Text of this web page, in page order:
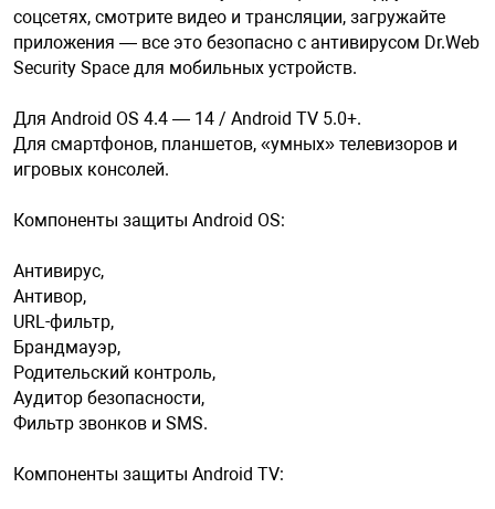
безопасность
оборудование
соцсетях, смотрите видео и трансляции, загружайте
приложения — все это безопасно с антивирусом Dr.Web
Security Space для мобильных устройств.
Для Android OS 4.4 — 14 / Android TV 5.0+.
Для смартфонов, планшетов, «умных» телевизоров и
игровых консолей.
Компоненты защиты Android OS:
Антивирус,
Антивор,
URL-фильтр,
Брандмауэр,
Родительский контроль,
Аудитор безопасности,
Фильтр звонков и SMS.
Компоненты защиты Android TV: